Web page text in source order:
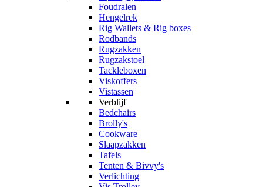
Foudralen
Hengelrek
Rig Wallets & Rig boxes
Rodbands
Rugzakken
Rugzakstoel
Tackleboxen
Viskoffers
Vistassen
Verblijf
Bedchairs
Brolly's
Cookware
Slaapzakken
Tafels
Tenten & Bivvy's
Verlichting